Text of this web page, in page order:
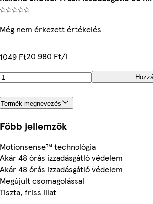
Még nem érkezett értékelés
1049 Ft20 980 Ft/l
Termék megnevezés
Főbb jellemzők
Motionsense™ technológia
Akár 48 órás izzadásgátló védelem
Akár 48 órás izzadásgátló védelem
Megújult csomagolással
Tiszta, friss illat